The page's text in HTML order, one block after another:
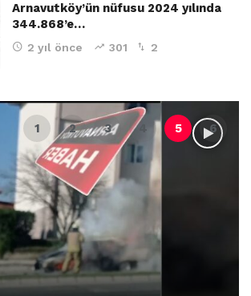
Arnavutköy’ün nüfusu 2024 yılında
344.868’e…
2 yıl önce 301 2